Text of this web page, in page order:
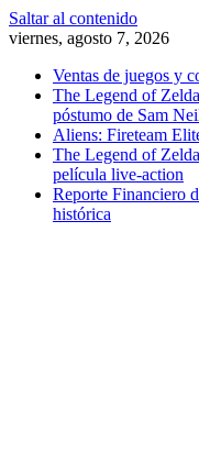
Saltar al contenido
viernes, agosto 7, 2026
Ventas de juegos y
The Legend of
póstumo de Sam
Aliens: Fireteam
The Legend of
película live-action
Reporte Financiero
histórica